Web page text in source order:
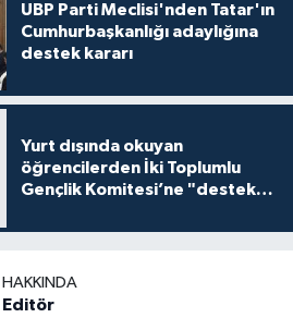
UBP Parti Meclisi'nden Tatar'ın
Cumhurbaşkanlığı adaylığına
destek kararı
Yurt dışında okuyan
öğrencilerden İki Toplumlu
Gençlik Komitesi’ne "destek
HAKKINDA
Editör